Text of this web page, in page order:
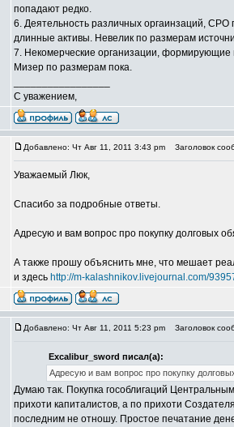
попадают редко.
6. Деятельность различных оргаинзаций,
длинные активы. Невелик по размерам
7. Некомерческие организации,
Мизер по размерам пока.
С уважением,
Добавлено: Чт Авг 11, 2011 3:43 pm Заголовок
Уважаемый Люк,
Спасибо за подробные ответы.
Адресую и вам вопрос про покупку долговых
А также прошу объяснить мне, что мешает
и здесь http://m-kalashnikov.livejournal.com/
Добавлено: Чт Авг 11, 2011 5:23 pm Заголовок
Excalibur_sword писал(а):
Адресую и вам вопрос про покупку
Думаю так. Покупка гособлигаций
прихоти капиталистов, а по прихоти
последним не отношу. Простое печатание